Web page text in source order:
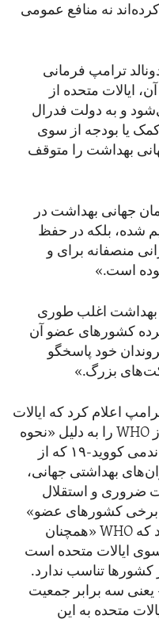
نه منافع عمومی
دونالد ترامپ فرمانی
ایالات متحده از
و به دولت فدرال
کمک یا بودجه از سوی
بهداشت را متوقف
جهانی بهداشت در
شده، بلکه در حفظ
منصفانه برای و
است.»
بهداشت اغلب طوری
کشورهای عضو آن
خود پاسخگو
بزرگ.»
ترامپ اعلام کرد که ایالات
متحده در سال ۲۰۲۰ خروج خود از WHO را به دلیل «نحوه
برخورد نامناسب این سازمان با پاندمی کووید-۱۹ که از
بهداشتی جهانی،
ضروری و استقلال
برخی کشورهای عضو»
اعلام کرده بود. وی همچنین افزود که WHO «همچنان
ایالات متحده است
کشورها تناسب ندارد.
نفری - یعنی سه برابر جمعیت
از ایالات متحده به این